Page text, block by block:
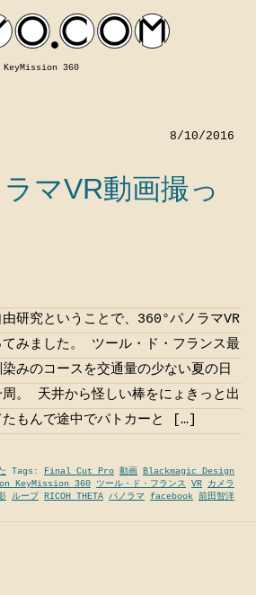
KeyMission 360
8/10/2016
マVR動画撮っ
研究ということで、360°パノラマVR
みました。 ツール・ド・フランス最
みのコースを交通量の少ない夏の日
。 天井から怪しい棒をにょきっと出
たもんで途中でパトカーと […]
Tags: Final Cut Pro 動画
Blackmagic Design
KeyMission 360 ツール・ド・フランス VR
カメラ
ループ RICOH THETA パノラマ facebook 前田智洋